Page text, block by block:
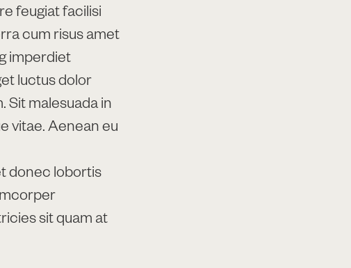
feugiat facilisi
cum risus amet
imperdiet
luctus dolor
Sit malesuada in
vitae. Aenean eu
donec lobortis
sit quam at